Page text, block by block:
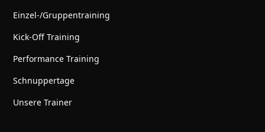
Einzel-/Gruppentraining
Kick-Off Training
Performance Training
Schnuppertage
Unsere Trainer